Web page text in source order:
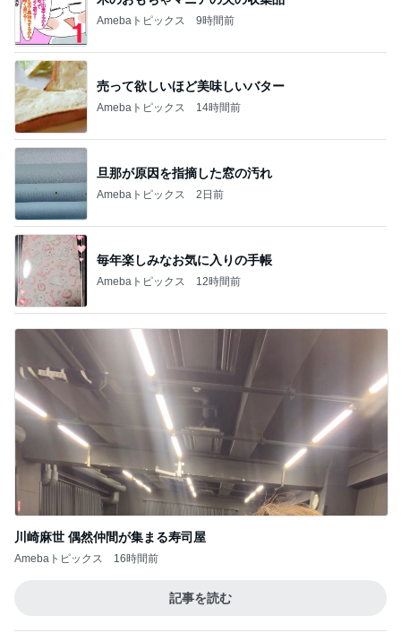
Amebaトピックス 9時間前
売って欲しいほど美味しいバター
Amebaトピックス 14時間前
旦那が原因を指摘した窓の汚れ
Amebaトピックス 2日前
毎年楽しみなお気に入りの手帳
Amebaトピックス 12時間前
川崎麻世 偶然仲間が集まる寿司屋
Amebaトピックス 16時間前
記事を読む